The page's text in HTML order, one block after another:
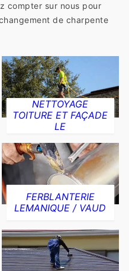
compter sur nous pour
de charpente
NETTOYAGE
TOITURE ET FAÇADE
LE
FERBLANTERIE
LEMANIQUE / VAUD